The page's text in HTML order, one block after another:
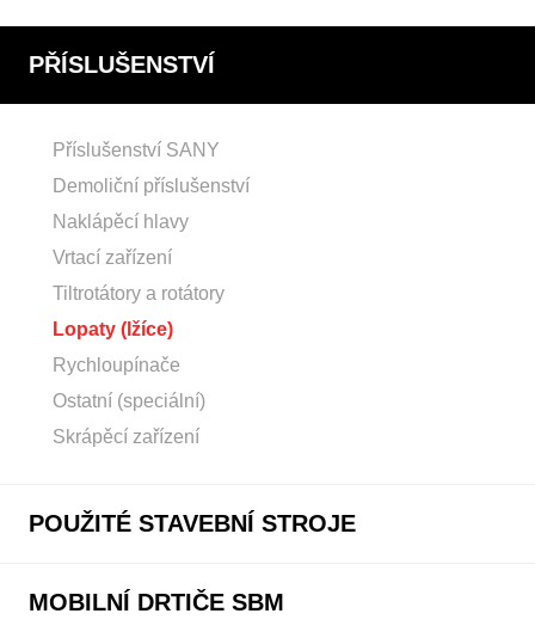
PŘÍSLUŠENSTVÍ
Příslušenství SANY
Demoliční příslušenství
Naklápěcí hlavy
Vrtací zařízení
Tiltrotátory a rotátory
Lopaty (lžíce)
Rychloupínače
Ostatní (speciální)
Skrápěcí zařízení
POUŽITÉ STAVEBNÍ STROJE
MOBILNÍ DRTIČE SBM